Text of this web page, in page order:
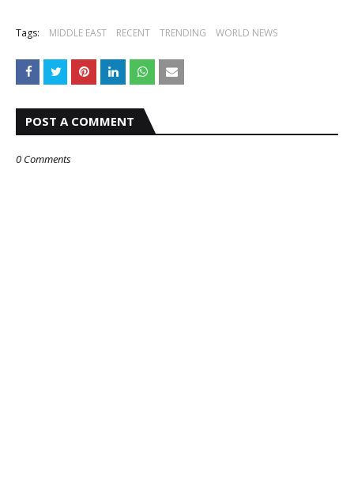
Tags: MIDDLE EAST RECENT TRENDING WORLD NEWS
POST A COMMENT
0 Comments